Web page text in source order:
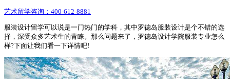
艺术留学咨询： 400-612-8881
服装设计留学可以说是一门热门的学科，其中罗德岛服装设计是个不错的选
择，深受众多艺术生的青睐。那么问题来了，罗德岛设计学院服装专业怎么
样?下面让我们看一下详情吧!